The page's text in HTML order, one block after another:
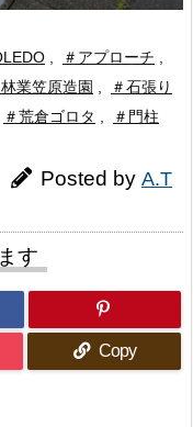
＃アプローチ
林業笠原造園
＃石張り
＃荒倉ゴロタ ＃門柱
Posted by A.T
す
Copy